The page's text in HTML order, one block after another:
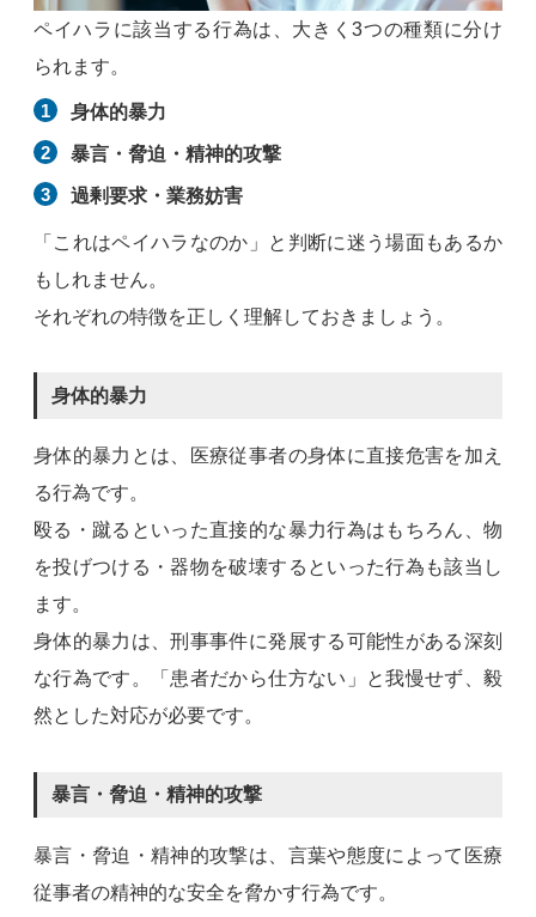
ペイハラに該当する行為は、大きく3つの種類に分け
られます。
身体的暴力
暴言・脅迫・精神的攻撃
過剰要求・業務妨害
「これはペイハラなのか」と判断に迷う場面もあるか
もしれません。
それぞれの特徴を正しく理解しておきましょう。
身体的暴力
身体的暴力とは、医療従事者の身体に直接危害を加え
る行為です。
殴る・蹴るといった直接的な暴力行為はもちろん、物
を投げつける・器物を破壊するといった行為も該当し
ます。
身体的暴力は、刑事事件に発展する可能性がある深刻
な行為です。「患者だから仕方ない」と我慢せず、毅
然とした対応が必要です。
暴言・脅迫・精神的攻撃
暴言・脅迫・精神的攻撃は、言葉や態度によって医療
従事者の精神的な安全を脅かす行為です。